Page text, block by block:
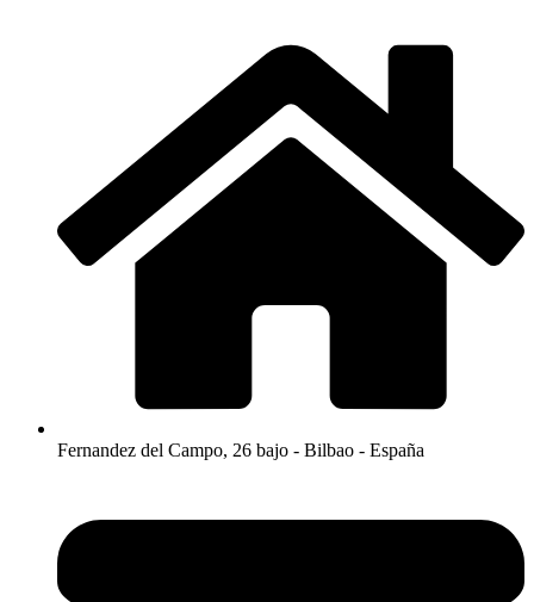
Fernandez del Campo, 26 bajo - Bilbao - España